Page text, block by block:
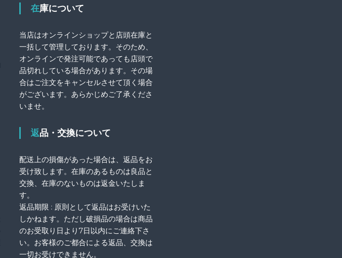
在庫について
当店はオンラインショップと店頭在庫と
一括して管理しております。そのため、
オンラインで発注可能であっても店頭で
品切れしている場合があります。その場
合はご注文をキャンセルさせて頂く場合
がございます。あらかじめご了承くださ
いませ。
返品・交換について
配送上の損傷があった場合は、返品をお
受け致します。在庫のあるものは良品と
交換、在庫のないものは返金いたしま
す。
返品期限 : 原則として返品はお受けいた
しかねます。ただし破損品の場合は商品
のお受取り日より7日以内にご連絡下さ
い。お客様のご都合による返品、交換は
一切お受けできません。